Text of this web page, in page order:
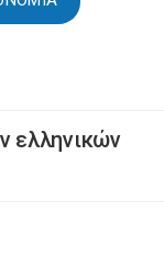
ελληνικών